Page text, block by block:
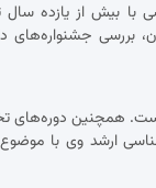
با بیش از یازده سال
بررسی جشنواره‌های
است. همچنین دوره‌های
ارشد وی با موضوع